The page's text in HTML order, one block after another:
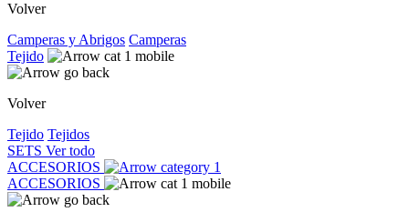
Volver
Camperas y Abrigos Camperas
Tejido
Volver
Tejido Tejidos
SETS Ver todo
ACCESORIOS
ACCESORIOS